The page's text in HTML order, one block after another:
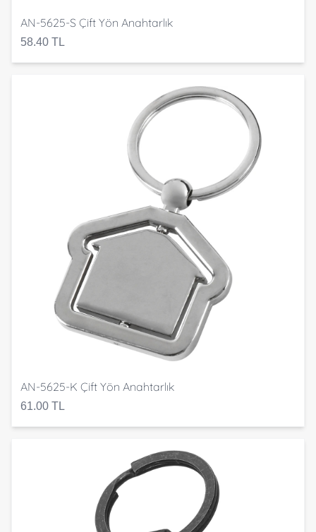
AN-5625-S Çift Yön Anahtarlık
58.40 TL
AN-5625-K Çift Yön Anahtarlık
61.00 TL